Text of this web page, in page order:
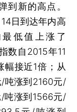
到新的高点。
日到达年内高
低值上涨了
数自2015年11
幅接近1倍；从
/吨涨到2160元/
吨涨到1566元/